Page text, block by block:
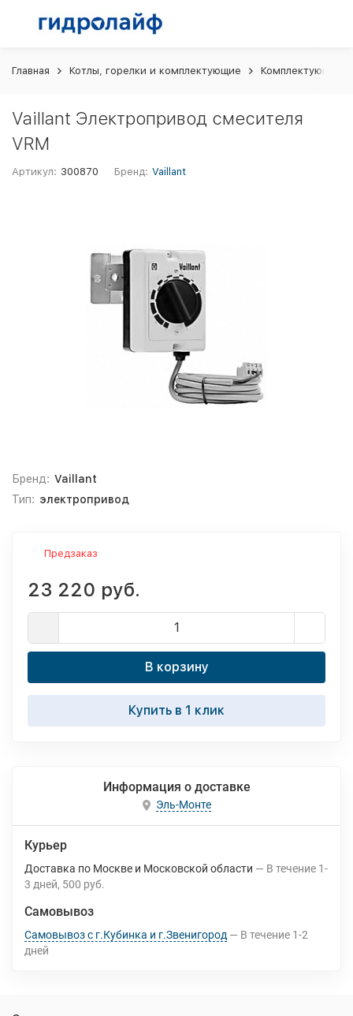
Главная Котлы, горелки и комплектующие Комплектующие и
Vaillant Электропривод смесителя
VRM
Артикул: 300870 Бренд: Vaillant
Бренд: Vaillant
Тип: электропривод
Предзаказ
23 220 руб.
В корзину
Купить в 1 клик
Информация о доставке
Эль-Монте
Курьер
Доставка по Москве и Московской области В течение 1-
3 дней 500 руб.
Самовывоз
Самовывоз с г.Кубинка и г.Звенигород В течение 1-2
дней